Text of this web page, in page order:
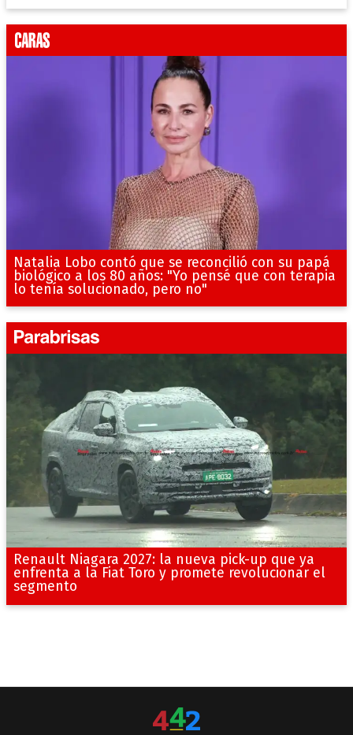
Natalia Lobo contó que se reconcilió con su papá
biológico a los 80 años: "Yo pensé que con terapia
lo tenía solucionado, pero no"
Renault Niagara 2027: la nueva pick-up que ya
enfrenta a la Fiat Toro y promete revolucionar el
segmento